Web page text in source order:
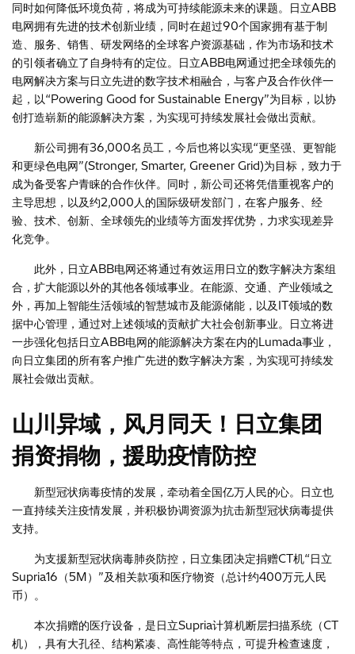
同时如何降低环境负荷，将成为可持续能源未来的课题。日立ABB
电网拥有先进的技术创新业绩，同时在超过90个国家拥有基于制
造、服务、销售、研发网络的全球客户资源基础，作为市场和技术
的引领者确立了自身特有的定位。日立ABB电网通过把全球领先的
电网解决方案与日立先进的数字技术相融合，与客户及合作伙伴一
起，以“Powering Good for Sustainable Energy”为目标，以协
创打造崭新的能源解决方案，为实现可持续发展社会做出贡献。
新公司拥有36,000名员工，今后也将以实现“更坚强、更智能
和更绿色电网”(Stronger, Smarter, Greener Grid)为目标，致力于
成为备受客户青睐的合作伙伴。同时，新公司还将凭借重视客户的
主导思想，以及约2,000人的国际级研发部门，在客户服务、经
验、技术、创新、全球领先的业绩等方面发挥优势，力求实现差异
化竞争。
此外，日立ABB电网还将通过有效运用日立的数字解决方案组
合，扩大能源以外的其他各领域事业。在能源、交通、产业领域之
外，再加上智能生活领域的智慧城市及能源储能，以及IT领域的数
据中心管理，通过对上述领域的贡献扩大社会创新事业。日立将进
一步强化包括日立ABB电网的能源解决方案在内的Lumada事业，
向日立集团的所有客户推广先进的数字解决方案，为实现可持续发
展社会做出贡献。
山川异域，风月同天！日立集团
捐资捐物，援助疫情防控
新型冠状病毒疫情的发展，牵动着全国亿万人民的心。日立也
一直持续关注疫情发展，并积极协调资源为抗击新型冠状病毒提供
支持。
为支援新型冠状病毒肺炎防控，日立集团决定捐赠CT机“日立
Supria16（5M）”及相关款项和医疗物资（总计约400万元人民
币）。
本次捐赠的医疗设备，是日立Supria计算机断层扫描系统（CT
机），具有大孔径、结构紧凑、高性能等特点，可提升检查速度，